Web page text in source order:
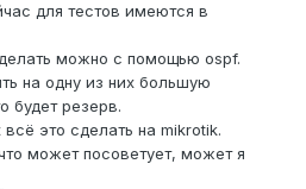
для тестов имеются в
можно с помощью ospf.
на одну из них большую
будет резерв.
это сделать на mikrotik.
может посоветует, может я